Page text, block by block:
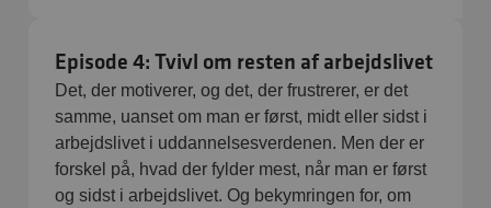
Episode 4: Tvivl om resten af arbejdslivet
Det, der motiverer, og det, der frustrerer, er det
samme, uanset om man er først, midt eller sidst i
arbejdslivet i uddannelsesverdenen. Men der er
forskel på, hvad der fylder mest, når man er først
og sidst i arbejdslivet. Og bekymringen for, om